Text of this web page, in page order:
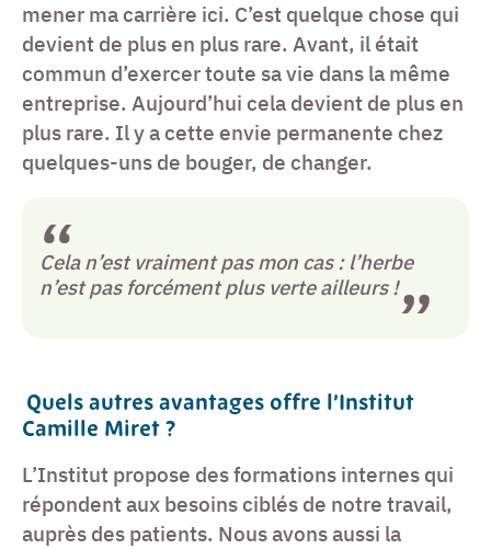
mener ma carrière ici. C’est quelque chose qui
devient de plus en plus rare. Avant, il était
commun d’exercer toute sa vie dans la même
entreprise. Aujourd’hui cela devient de plus en
plus rare. Il y a cette envie permanente chez
quelques-uns de bouger, de changer.
Cela n’est vraiment pas mon cas : l’herbe
n’est pas forcément plus verte ailleurs !
Quels autres avantages offre l’Institut
Camille Miret ?
L’Institut propose des formations internes qui
répondent aux besoins ciblés de notre travail,
auprès des patients. Nous avons aussi la